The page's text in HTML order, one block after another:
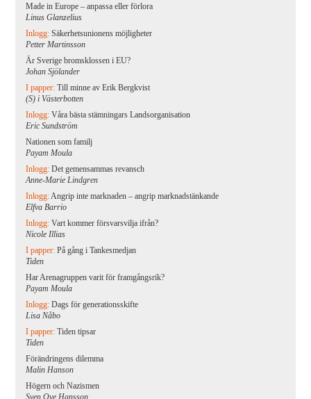
Made in Europe – anpassa eller förlora
Linus Glanzelius
Inlogg:Säkerhetsunionens möjligheter
Petter Martinsson
Är Sverige bromsklossen i EU?
Johan Sjölander
I papper:Till minne av Erik Bergkvist
(S) i Västerbotten
Inlogg:Våra bästa stämningars Landsorganisation
Eric Sundström
Nationen som familj
Payam Moula
Inlogg:Det gemensammas revansch
Anne-Marie Lindgren
Inlogg:Angrip inte marknaden – angrip marknadstänkande
Elfva Barrio
Inlogg:Vart kommer försvarsvilja ifrån?
Nicole Illias
I papper:På gång i Tankesmedjan
Tiden
Har Arenagruppen varit för framgångsrik?
Payam Moula
Inlogg:Dags för generationsskifte
Lisa Nåbo
I papper:Tiden tipsar
Tiden
Förändringens dilemma
Malin Hanson
Högern och Nazismen
Sven Ove Hansson